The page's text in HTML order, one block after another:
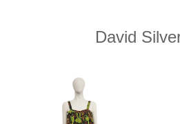
David